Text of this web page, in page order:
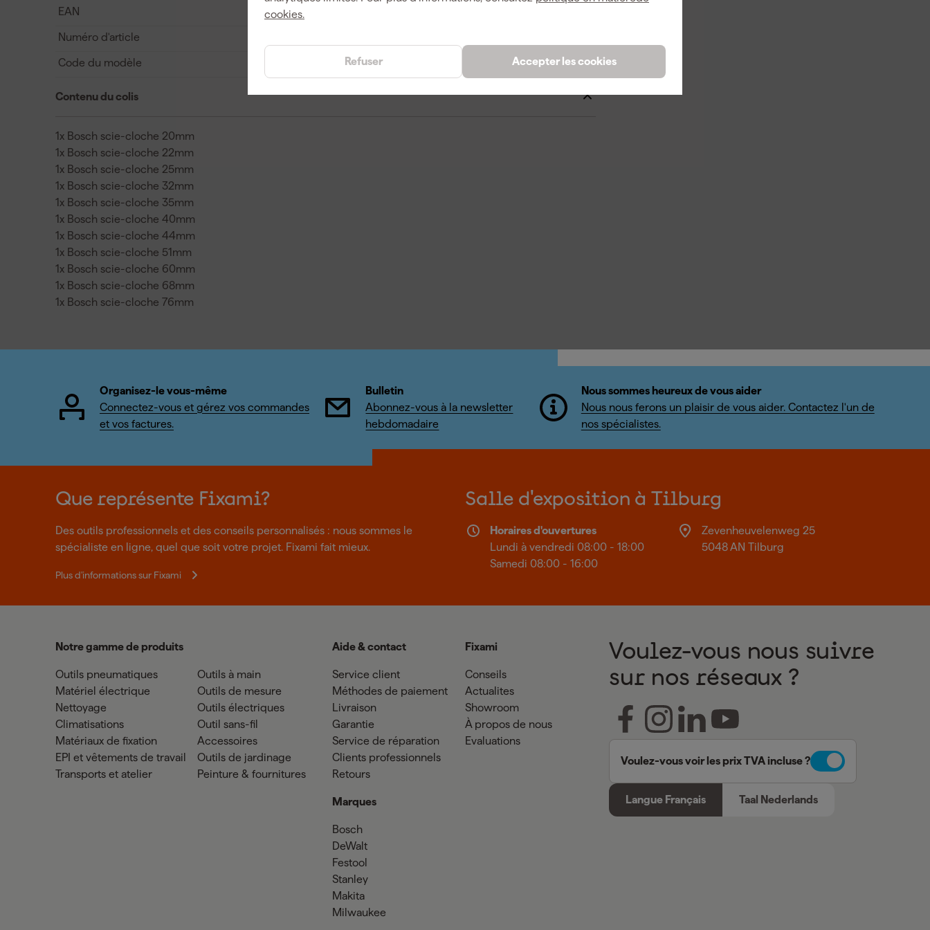
cookies.
Accepter les cookies
Refuser
EAN
Numéro d'article
Code du modèle 2608901549
Contenu du colis
1x Bosch scie-cloche 20mm
1x Bosch scie-cloche 22mm
1x Bosch scie-cloche 25mm
1x Bosch scie-cloche 32mm
1x Bosch scie-cloche 35mm
1x Bosch scie-cloche 40mm
1x Bosch scie-cloche 44mm
1x Bosch scie-cloche 51mm
1x Bosch scie-cloche 60mm
1x Bosch scie-cloche 68mm
1x Bosch scie-cloche 76mm
Organisez-le vous-même
Connectez-vous et gérez vos commandes
et vos factures.
Bulletin
Abonnez-vous à la newsletter
hebdomadaire
Nous sommes heureux de vous aider
Nous nous ferons un plaisir de vous aider. Contactez l'un de
nos spécialistes.
Que représente Fixami?
Des outils professionnels et des conseils personnalisés : nous sommes le
spécialiste en ligne, quel que soit votre projet. Fixami fait mieux.
Plus d'informations sur Fixami
Salle d'exposition à Tilburg
Horaires d'ouvertures
Lundi à vendredi 08:00 - 18:00
Samedi 08:00 - 16:00
Zevenheuvelenweg 25
5048 AN Tilburg
Notre gamme de produits
Outils pneumatiques
Matériel électrique
Nettoyage
Climatisations
Matériaux de fixation
EPI et vêtements de travail
Transports et atelier
Outils à main
Outils de mesure
Outils électriques
Outil sans-fil
Accessoires
Outils de jardinage
Peinture & fournitures
Aide & contact
Service client
Méthodes de paiement
Livraison
Garantie
Service de réparation
Clients professionnels
Retours
Marques
Bosch
DeWalt
Festool
Stanley
Makita
Milwaukee
Fixami
Conseils
Actualites
Showroom
À propos de nous
Evaluations
Voulez-vous nous suivre
sur nos réseaux ?
Voulez-vous voir les prix TVA incluse ?
Langue Français Taal Nederlands